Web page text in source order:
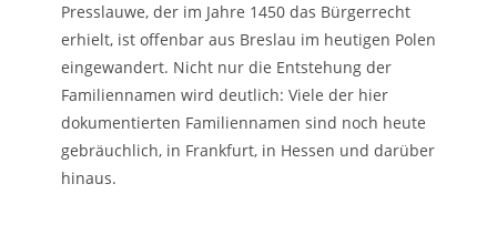
Presslauwe, der im Jahre 1450 das Bürgerrecht
erhielt, ist offenbar aus Breslau im heutigen Polen
eingewandert. Nicht nur die Entstehung der
Familiennamen wird deutlich: Viele der hier
dokumentierten Familiennamen sind noch heute
gebräuchlich, in Frankfurt, in Hessen und darüber
hinaus.